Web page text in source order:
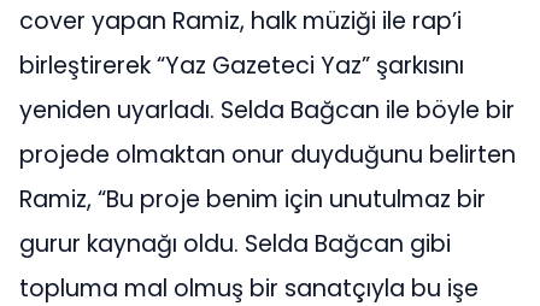
cover yapan Ramiz, halk müziği ile rap’i
birleştirerek “Yaz Gazeteci Yaz” şarkısını
yeniden uyarladı. Selda Bağcan ile böyle bir
projede olmaktan onur duyduğunu belirten
Ramiz, “Bu proje benim için unutulmaz bir
gurur kaynağı oldu. Selda Bağcan gibi
topluma mal olmuş bir sanatçıyla bu işe